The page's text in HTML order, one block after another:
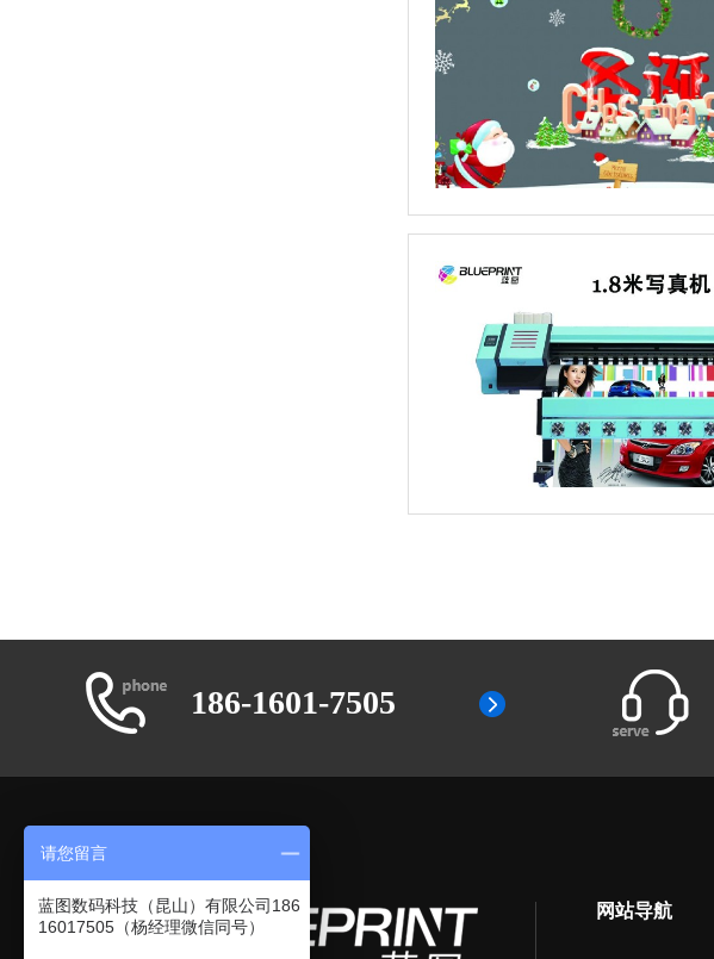
186-1601-7505
网站导航
请您留言
蓝图数码科技（昆山）有限公司186
16017505（杨经理微信同号）